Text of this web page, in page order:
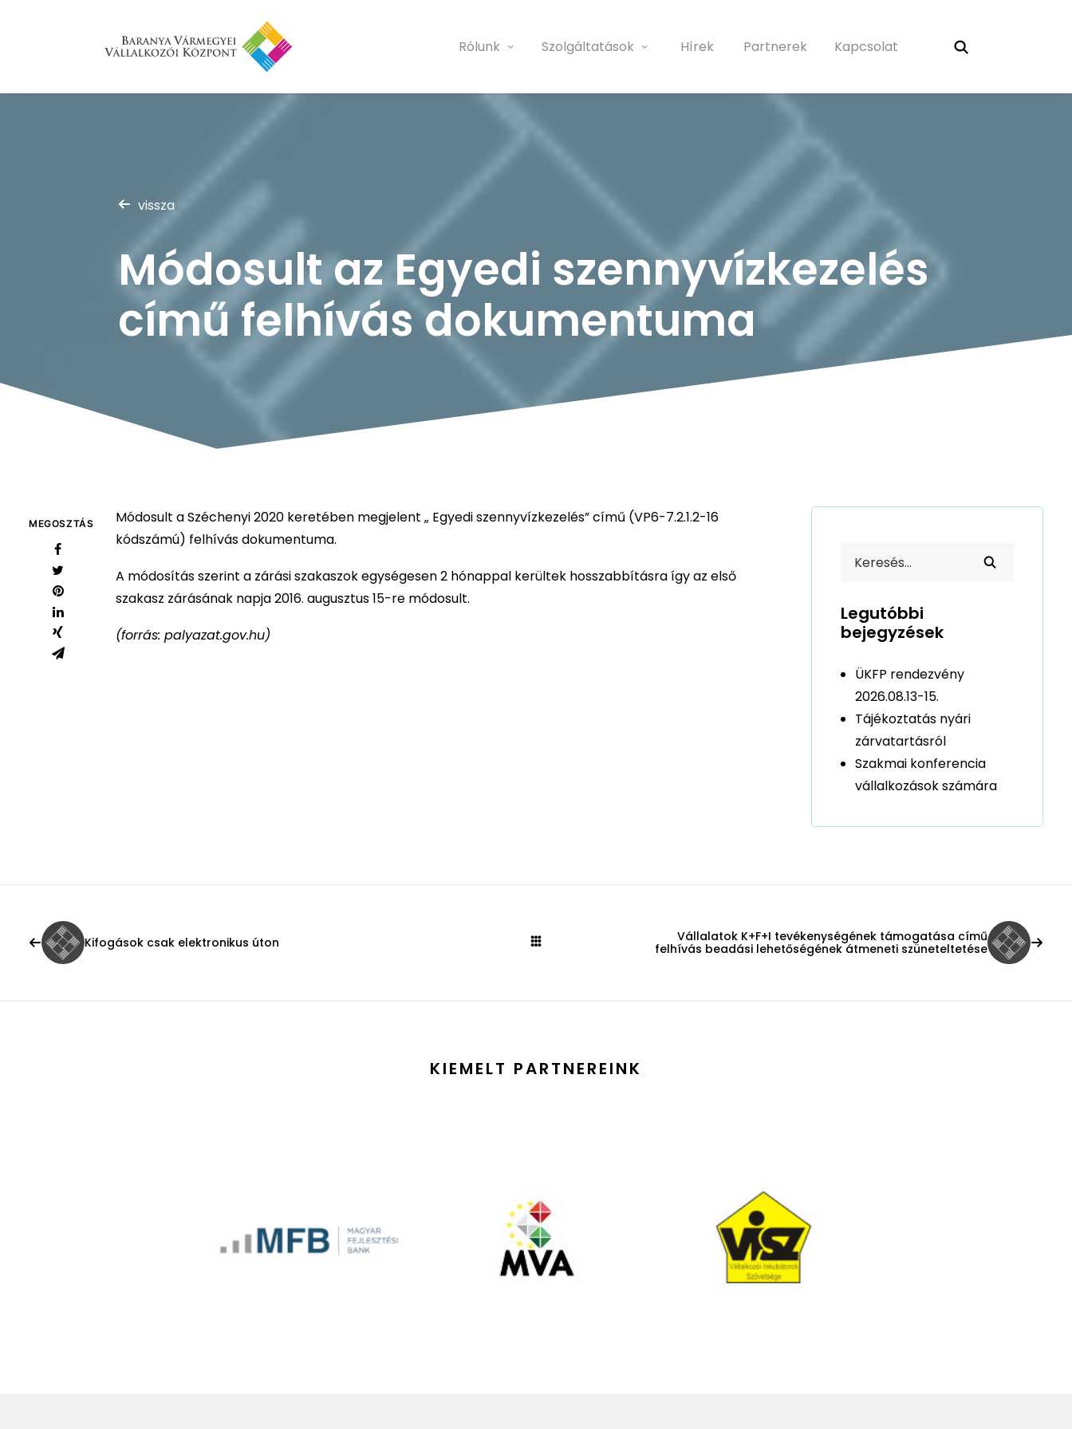
Rólunk Szolgáltatások Hírek Partnerek Kapcsolat
vissza
Módosult az Egyedi szennyvízkezelés
című felhívás dokumentuma
MEGOSZTÁS
Módosult a Széchenyi 2020 keretében megjelent „ Egyedi szennyvízkezelés” című (VP6-7.2.1.2-16
kódszámú) felhívás dokumentuma.
A módosítás szerint a zárási szakaszok egységesen 2 hónappal kerültek hosszabbításra így az első
szakasz zárásának napja 2016. augusztus 15-re módosult.
(forrás: palyazat.gov.hu)
Legutóbbi
bejegyzések
ÜKFP rendezvény
2026.08.13-15.
Tájékoztatás nyári
zárvatartásról
Szakmai konferencia
vállalkozások számára
Kifogások csak elektronikus úton
Vállalatok K+F+I tevékenységének támogatása című
felhívás beadási lehetőségének átmeneti szüneteltetése
KIEMELT PARTNEREINK